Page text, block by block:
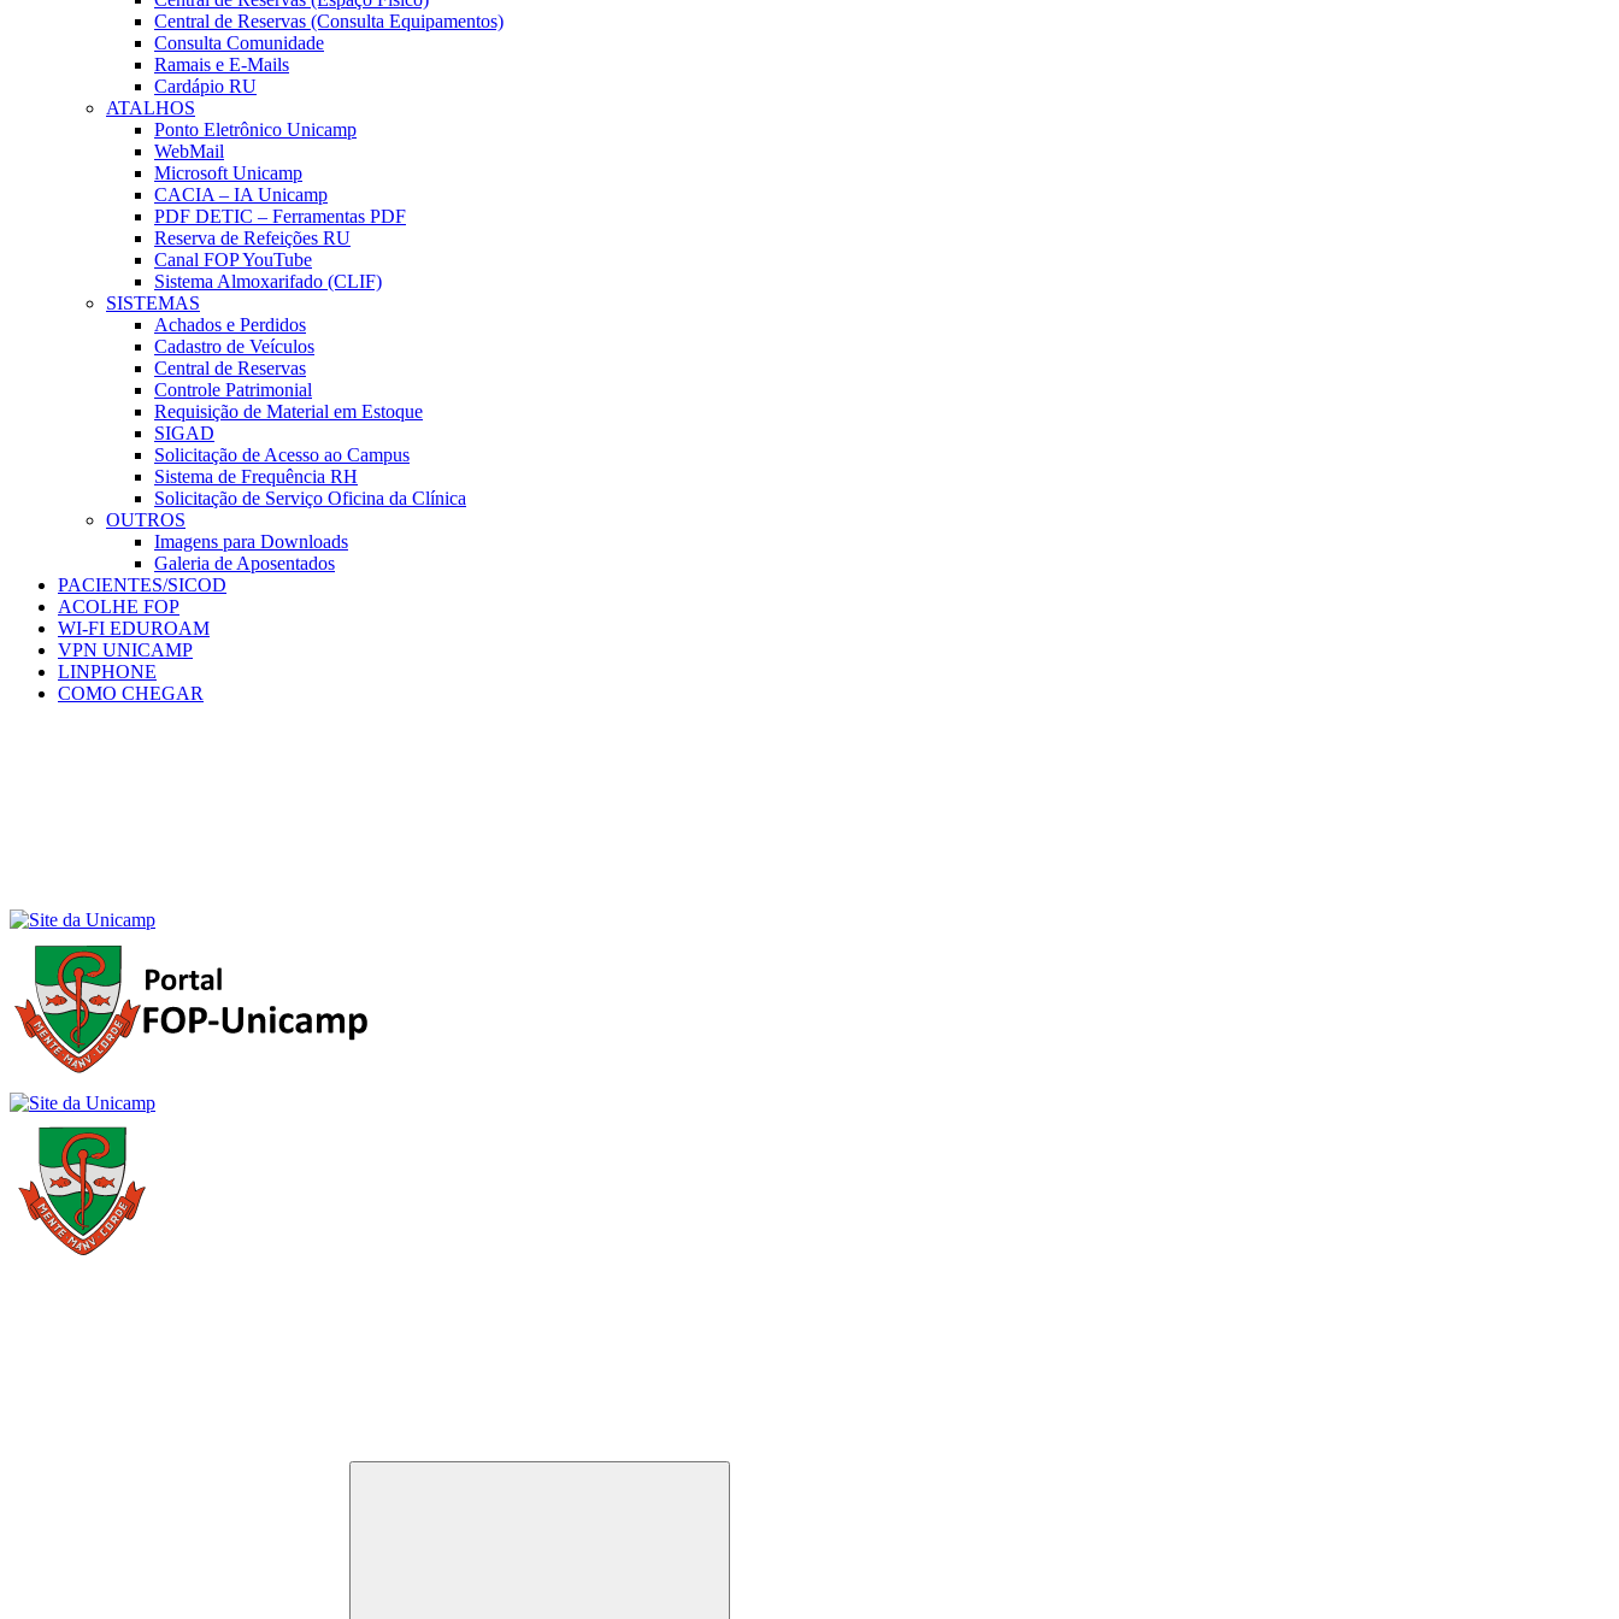
Central de Reservas (Consulta Equipamentos)
Consulta Comunidade
Ramais e E-Mails
Cardápio RU
ATALHOS
Ponto Eletrônico Unicamp
WebMail
Microsoft Unicamp
CACIA – IA Unicamp
PDF DETIC – Ferramentas PDF
Reserva de Refeições RU
Canal FOP YouTube
Sistema Almoxarifado (CLIF)
SISTEMAS
Achados e Perdidos
Cadastro de Veículos
Central de Reservas
Controle Patrimonial
Requisição de Material em Estoque
SIGAD
Solicitação de Acesso ao Campus
Sistema de Frequência RH
Solicitação de Serviço Oficina da Clínica
OUTROS
Imagens para Downloads
Galeria de Aposentados
PACIENTES/SICOD
ACOLHE FOP
WI-FI EDUROAM
VPN UNICAMP
LINPHONE
COMO CHEGAR